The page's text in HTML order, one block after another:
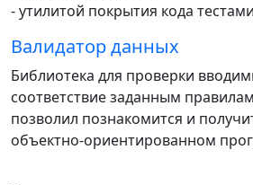
- утилитой покрытия кода
Валидатор данных
Библиотека для проверки
соответствие заданным
позволил познакомится и
объектно-ориентированном